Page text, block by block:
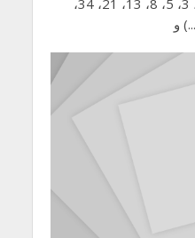
هى متوالية عددية هي (1، 2، 3، 5، 8، 13، 21، 34،